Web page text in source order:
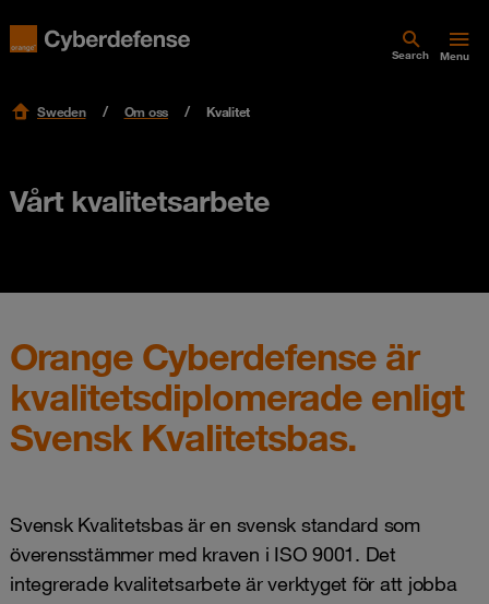
Search Menu
Sweden Om oss Kvalitet
Vårt kvalitetsarbete
Orange Cyberdefense är
kvalitetsdiplomerade enligt
Svensk Kvalitetsbas.
Svensk Kvalitetsbas är en svensk standard som
överensstämmer med kraven i ISO 9001. Det
integrerade kvalitetsarbete är verktyget för att jobba